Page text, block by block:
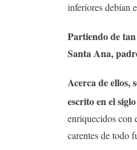
inferiores debían
Partiendo de
Santa Ana,
Acerca de ellos,
escrito en el
enriquecidos con
carentes de todo